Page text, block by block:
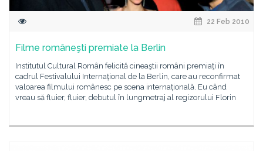
22 Feb 2010
Filme româneşti premiate la Berlin
Institutul Cultural Român felicită cineaştii români premiaţi în
cadrul Festivalului Internaţional de la Berlin, care au reconfirmat
valoarea filmului românesc pe scena internațională. Eu când
vreau să fluier, fluier, debutul în lungmetraj al regizorului Florin